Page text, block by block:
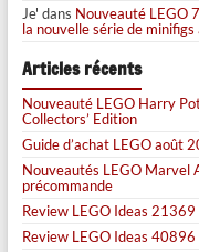
Je' dans Nouveauté LEGO
la nouvelle série de
Articles récents
Nouveauté LEGO Harry
Collectors’ Edition
Guide d’achat LEGO août
Nouveautés LEGO Marvel
précommande
Review LEGO Ideas 21369
Review LEGO Ideas 40896